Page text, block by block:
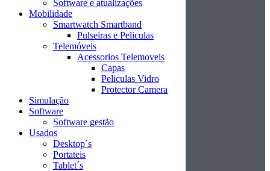
Software e atualizações
Mobilidade
Smartwatch Smartband
Pulseiras e Peliculas
Telemóveis
Acessorios Telemoveis
Capas
Peliculas Vidro
Protector Camera
Simulação
Software
Software gestão
Usados
Desktop´s
Portateis
Tablet´s